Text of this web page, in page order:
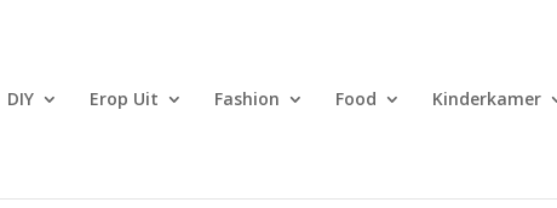
DIY Erop Uit Fashion Food Kinderkamer